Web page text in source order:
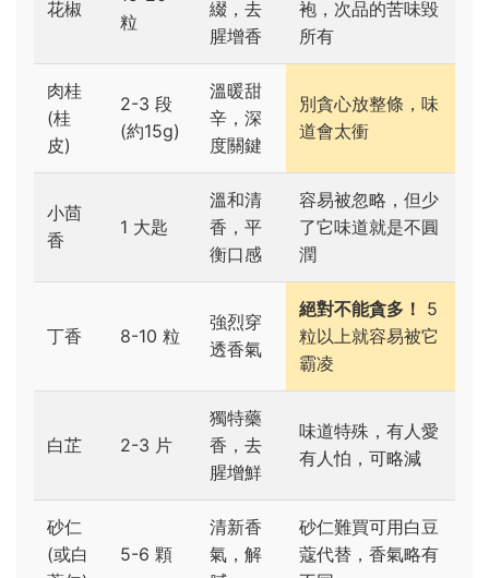
花椒
粒
綴，去
腥增香
袍，次品的苦味毀
所有
肉桂
(桂
皮)
2-3 段
(約15g)
溫暖甜
辛，深
度關鍵
別貪心放整條，味
道會太衝
小茴
香
1 大匙
溫和清
香，平
衡口感
容易被忽略，但少
了它味道就是不圓
潤
丁香 8-10 粒
強烈穿
透香氣
絕對不能貪多！ 5
粒以上就容易被它
霸凌
白芷 2-3 片
獨特藥
香，去
腥增鮮
味道特殊，有人愛
有人怕，可略減
砂仁
(或白
5-6 顆
清新香
氣，解
砂仁難買可用白豆
蔻代替，香氣略有